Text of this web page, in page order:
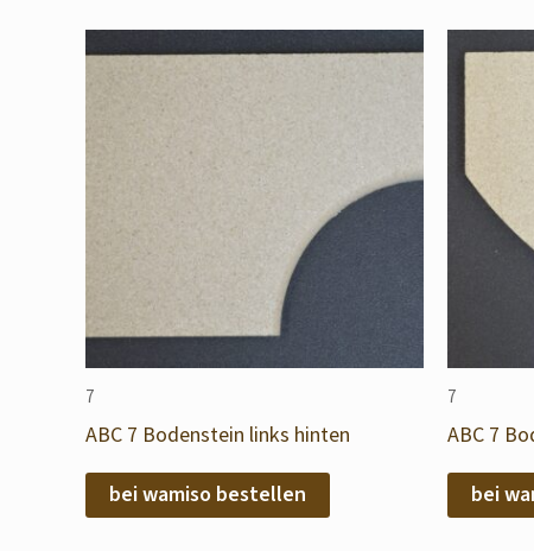
7
ABC 7 Bodenstein links hinten
bei wamiso bestellen
7
ABC 7
bei